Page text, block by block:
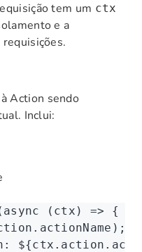
tem um ctx
e a
Action sendo
Inclui:
async (ctx) => {
.actionName);
${ctx . action